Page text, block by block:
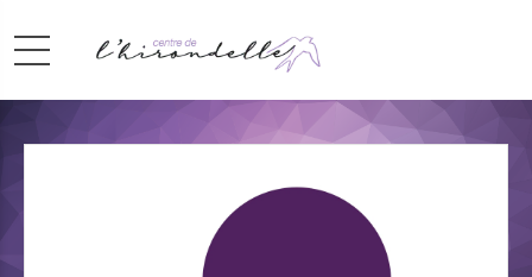
Wiam El Harrak